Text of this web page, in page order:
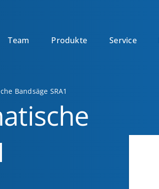
Team Produkte Service
Bandsäge SRA1